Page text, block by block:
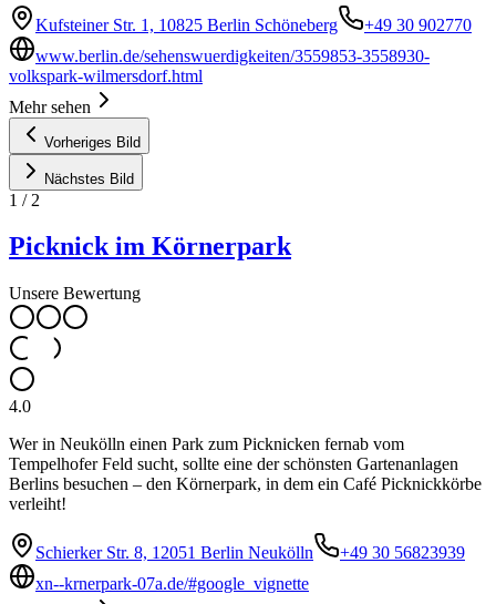
Kufsteiner Str. 1, 10825 Berlin Schöneberg
+49 30 902770
www.berlin.de/sehenswuerdigkeiten/3559853-3558930-
volkspark-wilmersdorf.html
Mehr sehen
Vorheriges Bild
Nächstes Bild
1 / 2
Picknick im Körnerpark
Unsere Bewertung
4.0
Wer in Neukölln einen Park zum Picknicken fernab vom
Tempelhofer Feld sucht, sollte eine der schönsten Gartenanlagen
Berlins besuchen – den Körnerpark, in dem ein Café Picknickkörbe
verleiht!
Schierker Str. 8, 12051 Berlin Neukölln
+49 30 56823939
xn--krnerpark-07a.de/#google_vignette